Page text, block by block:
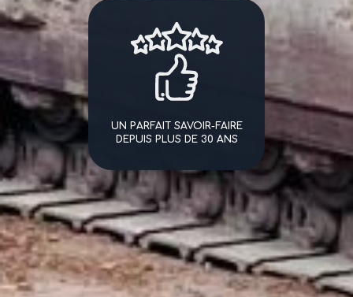
UN PARFAIT SAVOIR-FAIRE
DEPUIS PLUS DE 30 ANS